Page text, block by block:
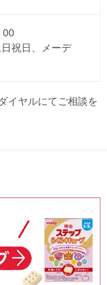
00
日祝日、メーデ
イヤルにてご相談を